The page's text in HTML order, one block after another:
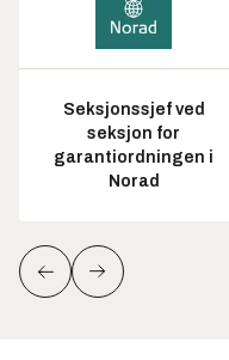
Seksjonssjef ved
seksjon for
garantiordningen i
Norad